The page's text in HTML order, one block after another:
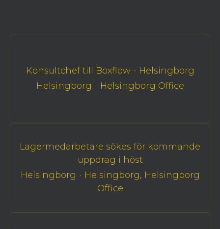
Konsultchef till Boxflow - Helsingborg
Helsingborg · Helsingborg Office
Lagermedarbetare sökes för kommande
uppdrag i höst
Helsingborg · Helsingborg, Helsingborg
Office